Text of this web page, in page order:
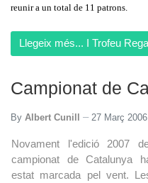
reunir a un total de 11 patrons.
Llegeix més... I Trofeu
Campionat de
By Albert Cunill 27 Març 2006
Novament l'edició 2007
campionat de Catalunya
estat marcada pel vent.